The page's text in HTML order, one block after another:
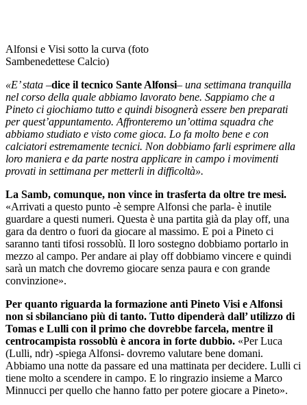
Alfonsi e Visi sotto la curva (foto
Sambenedettese Calcio)
«E’ stata –dice il tecnico Sante Alfonsi– una settimana tranquilla
nel corso della quale abbiamo lavorato bene. Sappiamo che a
Pineto ci giochiamo tutto e quindi bisognerà essere ben preparati
per quest’appuntamento. Affronteremo un’ottima squadra che
abbiamo studiato e visto come gioca. Lo fa molto bene e con
calciatori estremamente tecnici. Non dobbiamo farli esprimere alla
loro maniera e da parte nostra applicare in campo i movimenti
provati in settimana per metterli in difficoltà».
La Samb, comunque, non vince in trasferta da oltre tre mesi.
«Arrivati a questo punto -è sempre Alfonsi che parla- è inutile
guardare a questi numeri. Questa è una partita già da play off, una
gara da dentro o fuori da giocare al massimo. E poi a Pineto ci
saranno tanti tifosi rossoblù. Il loro sostegno dobbiamo portarlo in
mezzo al campo. Per andare ai play off dobbiamo vincere e quindi
sarà un match che dovremo giocare senza paura e con grande
convinzione».
Per quanto riguarda la formazione anti Pineto Visi e Alfonsi
non si sbilanciano più di tanto. Tutto dipenderà dall’ utilizzo di
Tomas e Lulli con il primo che dovrebbe farcela, mentre il
centrocampista rossoblù è ancora in forte dubbio. «Per Luca
(Lulli, ndr) -spiega Alfonsi- dovremo valutare bene domani.
Abbiamo una notte da passare ed una mattinata per decidere. Lulli ci
tiene molto a scendere in campo. E lo ringrazio insieme a Marco
Minnucci per quello che hanno fatto per potere giocare a Pineto».